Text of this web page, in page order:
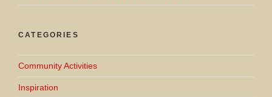
CATEGORIES
Community Activities
Inspiration